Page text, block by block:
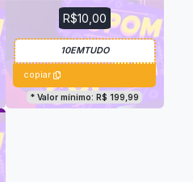
R$10,00
copiar
* Valor mínimo: R$ 199,99